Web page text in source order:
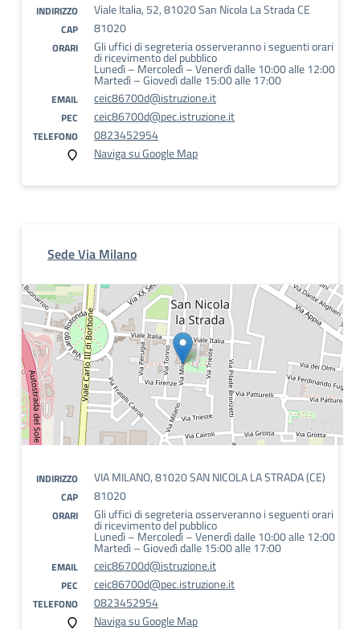
INDIRIZZO Viale Italia, 52, 81020 San Nicola La Strada CE
CAP 81020
ORARI Gli uffici di segreteria osserveranno i seguenti orari
di ricevimento del pubblico
Lunedì – Mercoledì – Venerdì dalle 10:00 alle 12:00
Martedì – Giovedì dalle 15:00 alle 17:00
EMAIL ceic86700d@istruzione.it
PEC ceic86700d@pec.istruzione.it
TELEFONO
0823452954
Naviga su Google Map
Sede Via Milano
INDIRIZZO VIA MILANO, 81020 SAN NICOLA LA STRADA (CE)
CAP 81020
ORARI Gli uffici di segreteria osserveranno i seguenti orari
di ricevimento del pubblico
Lunedì – Mercoledì – Venerdì dalle 10:00 alle 12:00
Martedì – Giovedì dalle 15:00 alle 17:00
EMAIL ceic86700d@istruzione.it
PEC ceic86700d@pec.istruzione.it
TELEFONO
0823452954
Naviga su Google Map